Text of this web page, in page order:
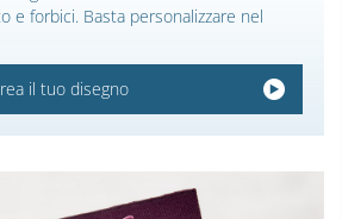
e forbici. Basta personalizzare nel
il tuo disegno